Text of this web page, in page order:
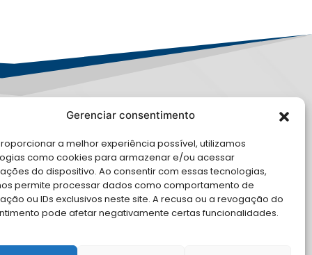
Gerenciar consentimento
a melhor experiência possível, utilizamos
como cookies para armazenar e/ou acessar
do dispositivo. Ao consentir com essas tecnologias,
permite processar dados como comportamento de
ou IDs exclusivos neste site. A recusa ou a revogação do
pode afetar negativamente certas funcionalidades.
CONOSCO
Apoio Institucional da AMB
seu evento